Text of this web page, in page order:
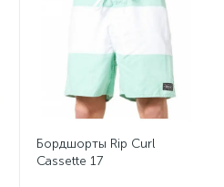
Бордшорты Rip Curl
Cassette 17